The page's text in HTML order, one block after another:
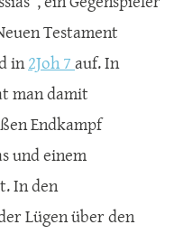
Testament
in2Joh 7auf. In
man damit
Endkampf
und einem
In den
Lügen über den